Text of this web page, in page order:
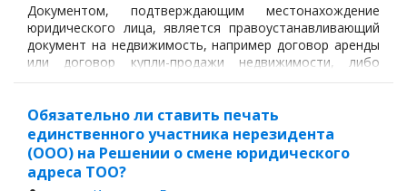
Документом, подтверждающим местонахождение
юридического лица, является правоустанавливающий
документ на недвижимость, например договор аренды
или договор купли-продажи недвижимости, либо
согласие собственника недвижимости.
Обязательно ли ставить печать
единственного участника нерезидента
(ООО) на Решении о смене юридического
адреса ТОО?